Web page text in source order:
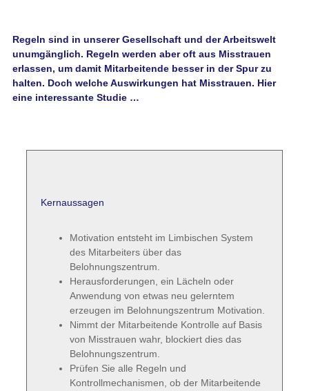
Regeln sind in unserer Gesellschaft und der Arbeitswelt
unumgänglich. Regeln werden aber oft aus Misstrauen
erlassen, um damit Mitarbeitende besser in der Spur zu
halten. Doch welche Auswirkungen hat Misstrauen. Hier
eine interessante Studie …
Kernaussagen
Motivation entsteht im Limbischen System
des Mitarbeiters über das
Belohnungszentrum.
Herausforderungen, ein Lächeln oder
Anwendung von etwas neu gelerntem
erzeugen im Belohnungszentrum Motivation.
Nimmt der Mitarbeitende Kontrolle auf Basis
von Misstrauen wahr, blockiert dies das
Belohnungszentrum.
Prüfen Sie alle Regeln und
Kontrollmechanismen, ob der Mitarbeitende